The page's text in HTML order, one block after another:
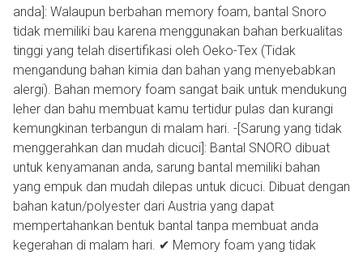
anda]: Walaupun berbahan memory foam, bantal Snoro
tidak memiliki bau karena menggunakan bahan berkualitas
tinggi yang telah disertifikasi oleh Oeko-Tex (Tidak
mengandung bahan kimia dan bahan yang menyebabkan
alergi). Bahan memory foam sangat baik untuk mendukung
leher dan bahu membuat kamu tertidur pulas dan kurangi
kemungkinan terbangun di malam hari. -[Sarung yang tidak
menggerahkan dan mudah dicuci]: Bantal SNORO dibuat
untuk kenyamanan anda, sarung bantal memiliki bahan
yang empuk dan mudah dilepas untuk dicuci. Dibuat dengan
bahan katun/polyester dari Austria yang dapat
mempertahankan bentuk bantal tanpa membuat anda
kegerahan di malam hari. ✔ Memory foam yang tidak